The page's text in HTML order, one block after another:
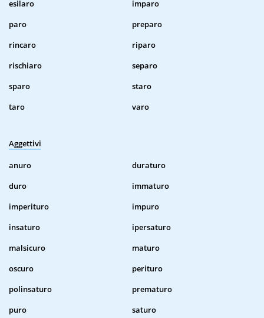
esilaro
imparo
paro
preparo
rincaro
riparo
rischiaro
separo
sparo
staro
taro
varo
Aggettivi
anuro
duraturo
duro
immaturo
imperituro
impuro
insaturo
ipersaturo
malsicuro
maturo
oscuro
perituro
polinsaturo
prematuro
puro
saturo